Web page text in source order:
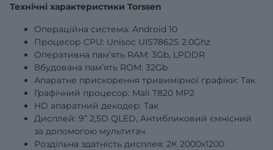
Технічні характеристики Torssen
Операційна система: Android 10
Процесор CPU: Unisoc UIS7862S 2.0Ghz
Оперативна пам’ять RAM: 3Gb, LPDDR
Вбудована пам’ять ROM: 32Gb
Апаратне прискорення тривимірної графіки: Так
Графічний процесор: Mali T820 MP2
HD апаратний декодер: Так
Дисплей: 9” 2,5D QLED, Антибликовий ємнісний
за допомогою мультитач.
Роздільна здатність дисплея: 2К 2000х1200